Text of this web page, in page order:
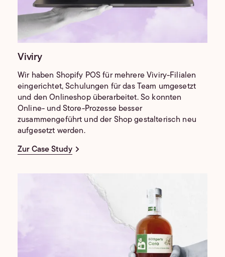
Viviry
Wir haben Shopify POS für mehrere Viviry-Filialen
eingerichtet, Schulungen für das Team umgesetzt
und den Onlineshop überarbeitet. So konnten
Online- und Store-Prozesse besser
zusammengeführt und der Shop gestalterisch neu
aufgesetzt werden.
Zur Case Study